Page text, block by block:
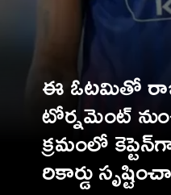
ఈ ఓటమితో
టోర్నమెంట్
క్రమంలో
రికార్డు